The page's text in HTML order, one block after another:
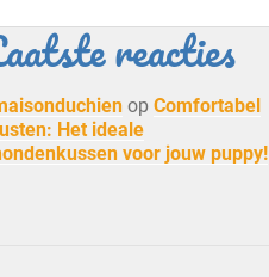
reacties
op Comfortabel
Het ideale
voor jouw puppy!